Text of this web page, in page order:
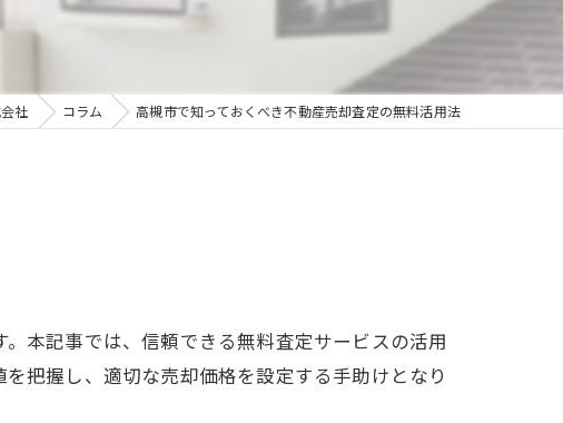
社 コラム 高槻市で知っておくべき不動産売却査定の無料活用法
本記事では、信頼できる無料査定サービスの活用
把握し、適切な売却価格を設定する手助けとなり